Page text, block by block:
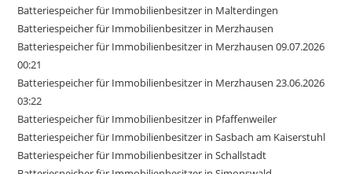
Batteriespeicher für Immobilienbesitzer in Malterdingen
Batteriespeicher für Immobilienbesitzer in Merzhausen
Batteriespeicher für Immobilienbesitzer in Merzhausen 09.07.2026
00:21
Batteriespeicher für Immobilienbesitzer in Merzhausen 23.06.2026
03:22
Batteriespeicher für Immobilienbesitzer in Pfaffenweiler
Batteriespeicher für Immobilienbesitzer in Sasbach am Kaiserstuhl
Batteriespeicher für Immobilienbesitzer in Schallstadt